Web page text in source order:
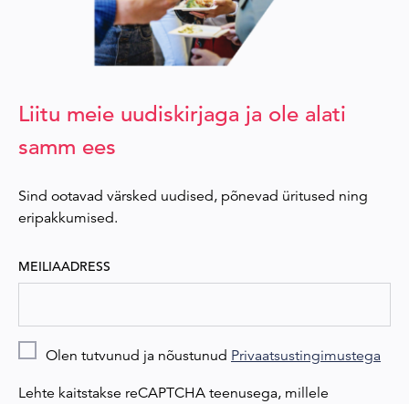
Liitu meie uudiskirjaga ja ole alati
samm ees
Sind ootavad värsked uudised, põnevad üritused ning
eripakkumised.
MEILIAADRESS
Olen tutvunud ja nõustunud Privaatsustingimustega
Lehte kaitstakse reCAPTCHA teenusega, millele